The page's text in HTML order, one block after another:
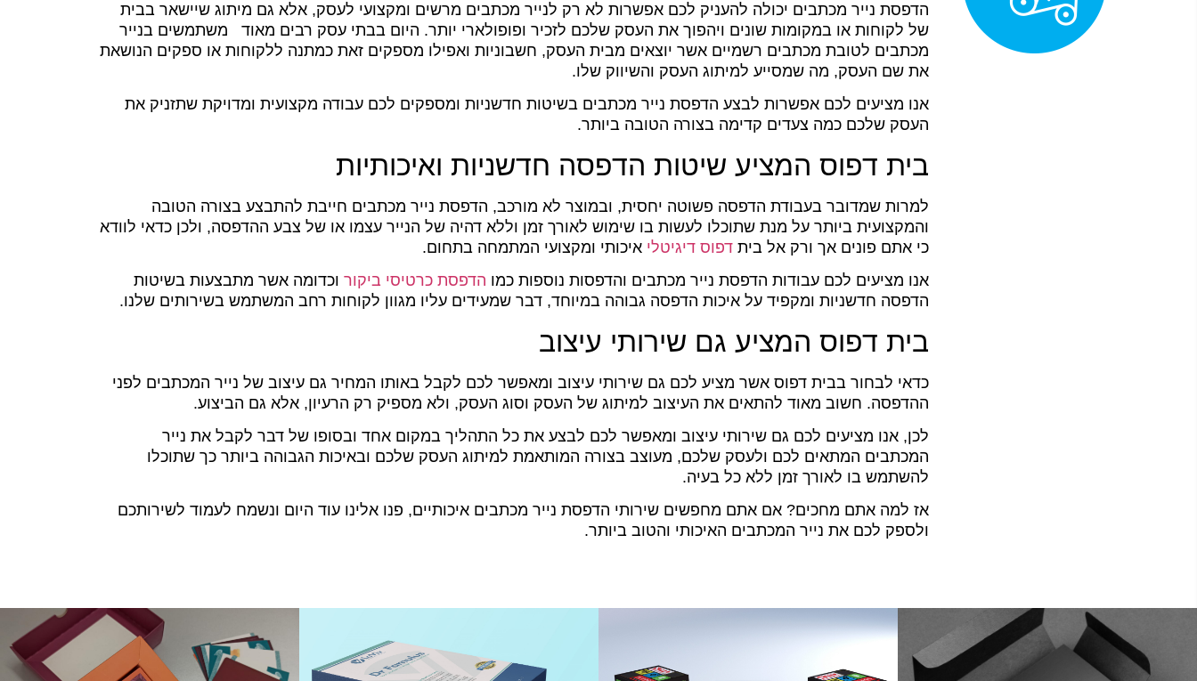
הדפסת נייר מכתבים יכולה להעניק לכם אפשרות לא רק לנייר מכתבים מרשים ומקצועי לעסק, אלא גם מיתוג שיישאר בבית
של לקוחות או במקומות שונים ויהפוך את העסק שלכם לזכיר ופופולארי יותר. היום בבתי עסק רבים מאוד משתמשים בנייר
מכתבים לטובת מכתבים רשמיים אשר יוצאים מבית העסק, חשבוניות ואפילו מספקים זאת כמתנה ללקוחות או ספקים הנושאת
את שם העסק, מה שמסייע למיתוג העסק והשיווק שלו.
אנו מציעים לכם אפשרות לבצע הדפסת נייר מכתבים בשיטות חדשניות ומספקים לכם עבודה מקצועית ומדויקת שתזניק את
העסק שלכם כמה צעדים קדימה בצורה הטובה ביותר.
בית דפוס המציע שיטות הדפסה חדשניות ואיכותיות
למרות שמדובר בעבודת הדפסה פשוטה יחסית, ובמוצר לא מורכב, הדפסת נייר מכתבים חייבת להתבצע בצורה הטובה
והמקצועית ביותר על מנת שתוכלו לעשות בו שימוש לאורך זמן וללא דהיה של הנייר עצמו או של צבע ההדפסה, ולכן כדאי לוודא
כי אתם פונים אך ורק אל בית דפוס דיגיטלי איכותי ומקצועי המתמחה בתחום.
אנו מציעים לכם עבודות הדפסת נייר מכתבים והדפסות נוספות כמו הדפסת כרטיסי ביקור וכדומה אשר מתבצעות בשיטות
הדפסה חדשניות ומקפיד על איכות הדפסה גבוהה במיוחד, דבר שמעידים עליו מגוון לקוחות רחב המשתמש בשירותים שלנו.
בית דפוס המציע גם שירותי עיצוב
כדאי לבחור בבית דפוס אשר מציע לכם גם שירותי עיצוב ומאפשר לכם לקבל באותו המחיר גם עיצוב של נייר המכתבים לפני
ההדפסה. חשוב מאוד להתאים את העיצוב למיתוג של העסק וסוג העסק, ולא מספיק רק הרעיון, אלא גם הביצוע.
לכן, אנו מציעים לכם גם שירותי עיצוב ומאפשר לכם לבצע את כל התהליך במקום אחד ובסופו של דבר לקבל את נייר
המכתבים המתאים לכם ולעסק שלכם, מעוצב בצורה המותאמת למיתוג העסק שלכם ובאיכות הגבוהה ביותר כך שתוכלו
להשתמש בו לאורך זמן ללא כל בעיה.
אז למה אתם מחכים? אם אתם מחפשים שירותי הדפסת נייר מכתבים איכותיים, פנו אלינו עוד היום ונשמח לעמוד לשירותכם
ולספק לכם את נייר המכתבים האיכותי והטוב ביותר.